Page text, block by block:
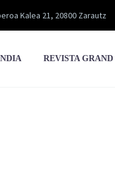
Kalea 21, 20800 Zarautz
REVISTA